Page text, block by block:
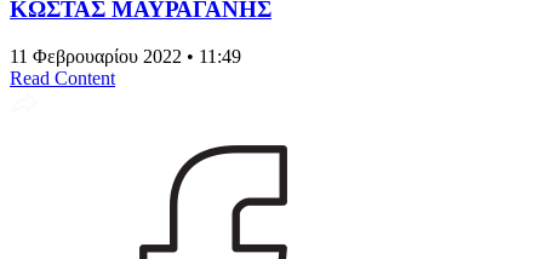
ΚΩΣΤΑΣ ΜΑΥΡΑΓΑΝΗΣ
11 Φεβρουαρίου 2022 • 11:49
Read Content